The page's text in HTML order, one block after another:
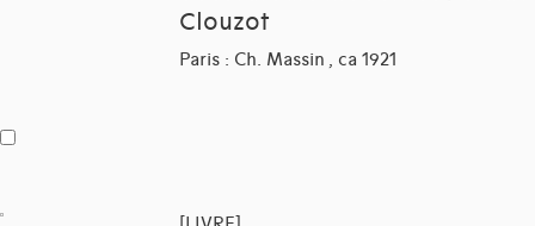
Clouzot
Paris : Ch. Massin , ca 1921